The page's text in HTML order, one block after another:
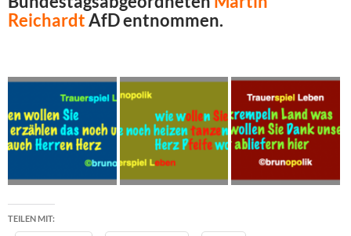
ReichardtAfD entnommen.
TEILEN MIT: